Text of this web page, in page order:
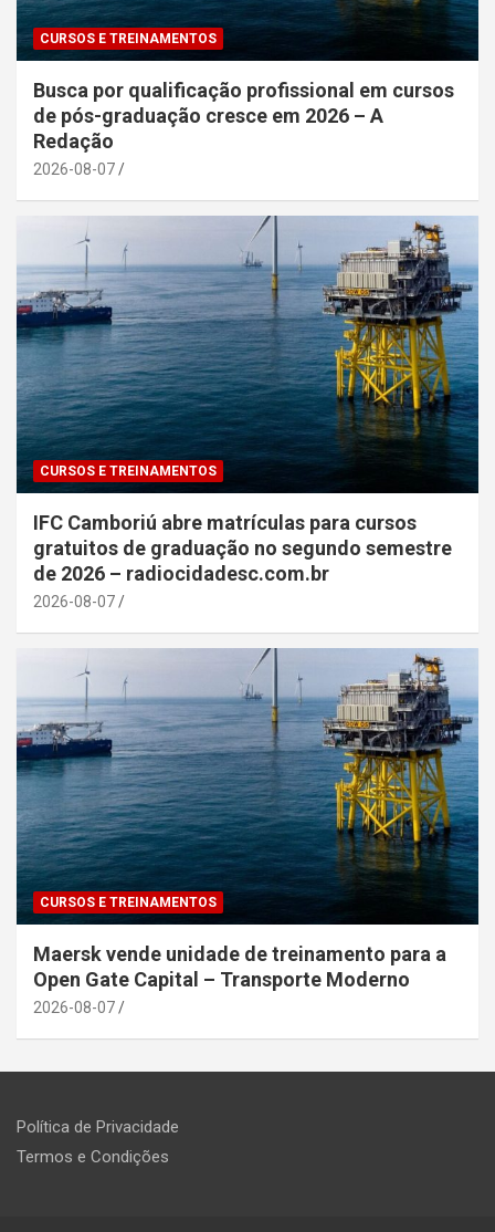
CURSOS E TREINAMENTOS
Busca por qualificação profissional em cursos
de pós-graduação cresce em 2026 – A
Redação
2026-08-07
CURSOS E TREINAMENTOS
IFC Camboriú abre matrículas para cursos
gratuitos de graduação no segundo semestre
de 2026 – radiocidadesc.com.br
2026-08-07
CURSOS E TREINAMENTOS
Maersk vende unidade de treinamento para a
Open Gate Capital – Transporte Moderno
2026-08-07
Política de Privacidade
Termos e Condições